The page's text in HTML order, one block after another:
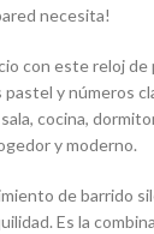
necesita!
con este reloj de
y números
cocina,
y moderno.
de barrido
Es la